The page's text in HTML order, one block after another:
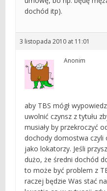
umowę, bo np. będę
dochód itp).
3 listopada 2010 at 11:01
Anonim
aby TBS mógł
uwolnić czynsz z tytułu
musiały by przekroczyć
dochody domostwa czyli
jako lokatorzy. Jeśli
dużo, że średni dochód
to może być problem z
raczej będzie Was stać